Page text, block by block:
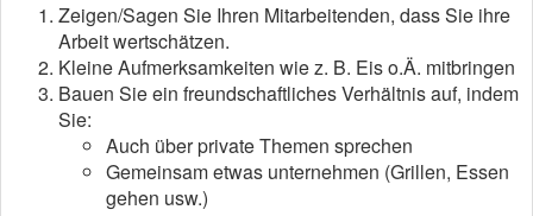
Zeigen/Sagen Sie Ihren Mitarbeitenden, dass Sie ihre
Arbeit wertschätzen.
Kleine Aufmerksamkeiten wie z. B. Eis o.Ä. mitbringen
Bauen Sie ein freundschaftliches Verhältnis auf, indem
Sie:
Auch über private Themen sprechen
Gemeinsam etwas unternehmen (Grillen, Essen
gehen usw.)